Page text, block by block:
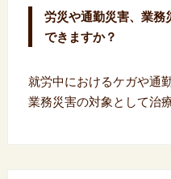
労災や通勤災害、業務
できますか？
就労中におけるケガや通
業務災害の対象として治